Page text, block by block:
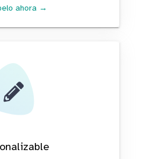
ahora →